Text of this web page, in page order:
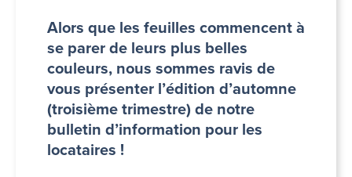
Alors que les feuilles commencent à
se parer de leurs plus belles
couleurs, nous sommes ravis de
vous présenter l’édition d’automne
(troisième trimestre) de notre
bulletin d’information pour les
locataires !